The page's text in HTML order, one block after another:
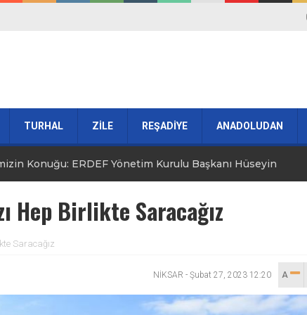
TURHAL ZİLE REŞADİYE ANADOLUDAN
Özel Dedi
Konuğu: ERDEF Yönetim Kurulu Başkanı Hüseyin
Toprakla Buluştu
Hep Birlikte Saracağız
Saracağız
NİKSAR - Şubat 27, 2023 12:20 A